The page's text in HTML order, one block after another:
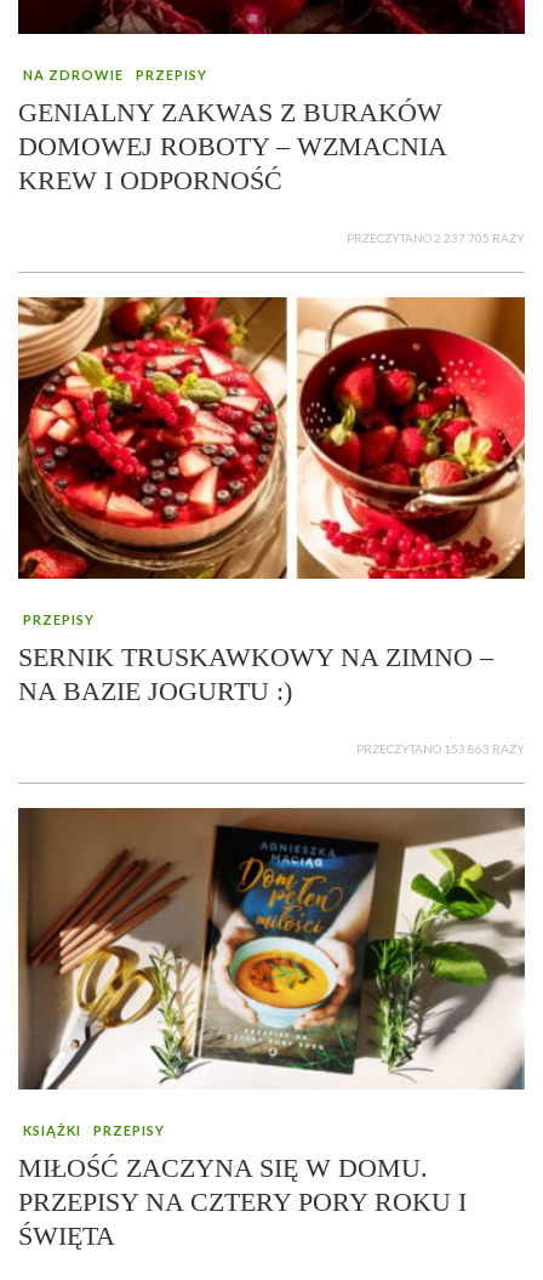
NA ZDROWIE PRZEPISY
GENIALNY ZAKWAS Z BURAKÓW
DOMOWEJ ROBOTY – WZMACNIA
KREW I ODPORNOŚĆ
PRZECZYTANO 2 237 705 RAZY
PRZEPISY
SERNIK TRUSKAWKOWY NA ZIMNO –
NA BAZIE JOGURTU :)
PRZECZYTANO 153 863 RAZY
KSIĄŻKI PRZEPISY
MIŁOŚĆ ZACZYNA SIĘ W DOMU.
PRZEPISY NA CZTERY PORY ROKU I
ŚWIĘTA